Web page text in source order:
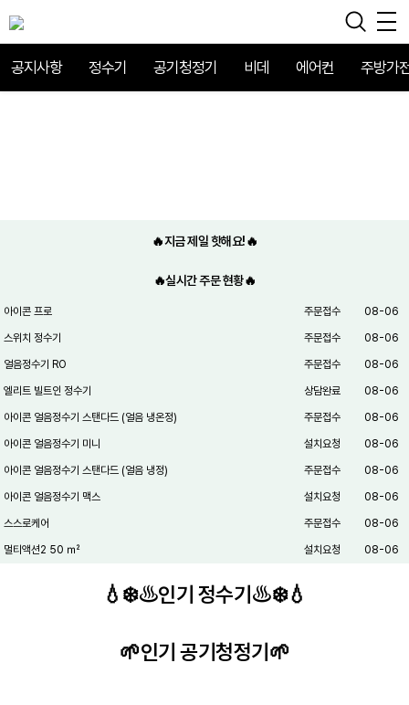
공지사항 정수기 공기청정기 비데 에어컨 주방가
🔥지금 제일 핫해요!🔥
🔥실시간 주문 현황🔥
아이콘 프로 주문접수 08-06
스위치 정수기 주문접수 08-06
얼음정수기 RO 주문접수 08-06
엘리트 빌트인 정수기 상담완료 08-06
아이콘 얼음정수기 스탠다드 (얼음 냉온정) 주문접수 08-06
아이콘 얼음정수기 미니 설치요청 08-06
아이콘 얼음정수기 스탠다드 (얼음 냉정) 주문접수 08-06
아이콘 얼음정수기 맥스 설치요청 08-06
스스로케어 주문접수 08-06
멀티액션2 50 ㎡ 설치요청 08-06
💧❄️♨️인기 정수기♨️❄️💧
🌱인기 공기청정기🌱